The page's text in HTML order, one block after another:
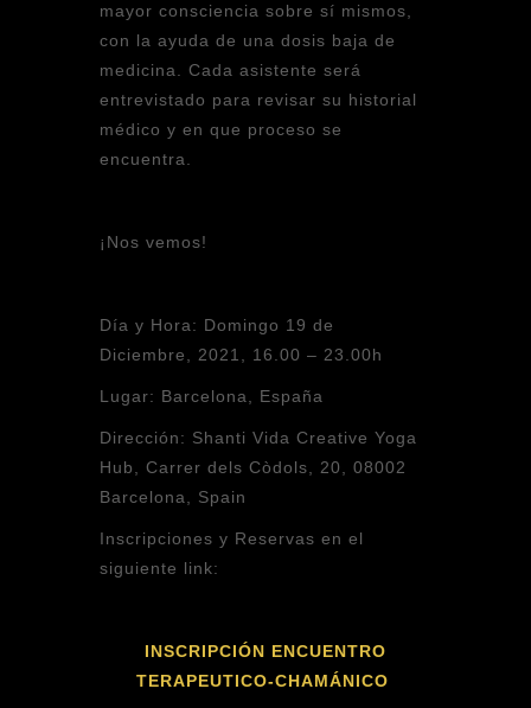
mayor consciencia sobre sí mismos,
con la ayuda de una dosis baja de
medicina. Cada asistente será
entrevistado para revisar su historial
médico y en que proceso se
encuentra.
¡Nos vemos!
Día y Hora: Domingo 19 de
Diciembre, 2021, 16.00 – 23.00h
Lugar: Barcelona, España
Dirección: Shanti Vida Creative Yoga
Hub, Carrer dels Còdols, 20, 08002
Barcelona, Spain
Inscripciones y Reservas en el
siguiente link:
INSCRIPCIÓN ENCUENTRO
TERAPEUTICO-CHAMÁNICO